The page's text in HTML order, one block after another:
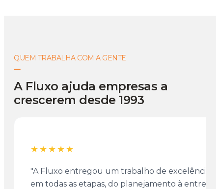
QUEM TRABALHA COM A GENTE
A Fluxo ajuda empresas a
crescerem desde 1993
★★★★★
"A Fluxo entregou um trabalho de excelência
em todas as etapas, do planejamento à entrega